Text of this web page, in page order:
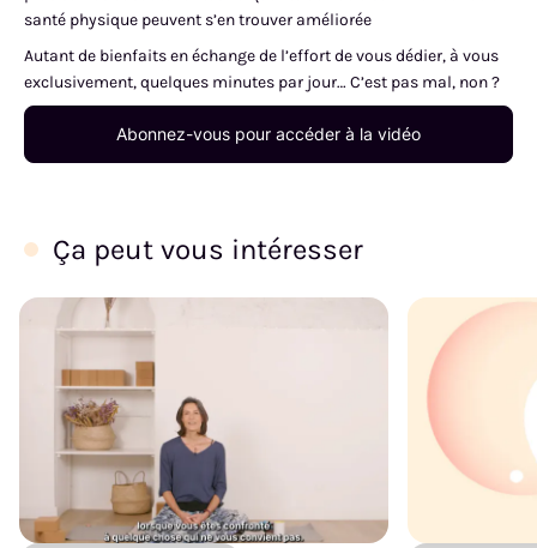
santé physique peuvent s’en trouver améliorée
Autant de bienfaits en échange de l’effort de vous dédier, à vous
exclusivement, quelques minutes par jour… C’est pas mal, non ?
Abonnez-vous pour accéder à la vidéo
Ça peut vous intéresser